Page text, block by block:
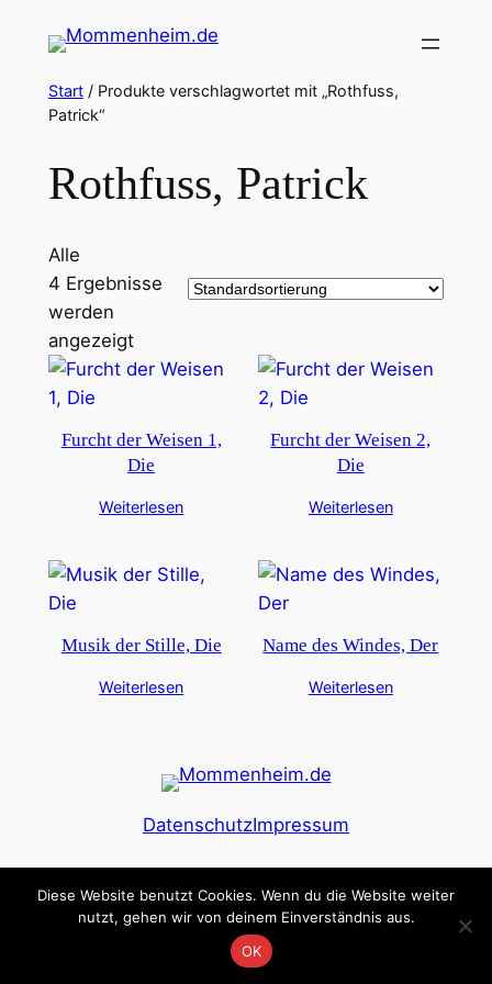
Inhalt
springen
Start/ Produkte verschlagwortet mit „Rothfuss,
Patrick“
Rothfuss, Patrick
Alle
4 Ergebnisse
werden
angezeigt
Furcht der Weisen 1,
Die
Weiterlesen
Furcht der Weisen 2,
Die
Weiterlesen
Musik der Stille, Die
Weiterlesen
Name des Windes, Der
Weiterlesen
DatenschutzImpressum
Diese Website benutzt Cookies. Wenn du die Website weiter
nutzt, gehen wir von deinem Einverständnis aus.
OK